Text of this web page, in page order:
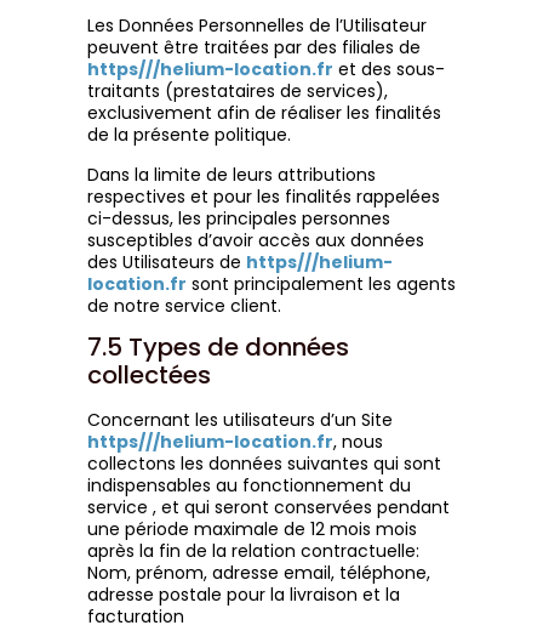
Les Données Personnelles de l’Utilisateur
peuvent être traitées par des filiales de
https///helium-location.fr et des sous-
traitants (prestataires de services),
exclusivement afin de réaliser les finalités
de la présente politique.
Dans la limite de leurs attributions
respectives et pour les finalités rappelées
ci-dessus, les principales personnes
susceptibles d’avoir accès aux données
des Utilisateurs de https///helium-
location.fr sont principalement les agents
de notre service client.
7.5 Types de données
collectées
Concernant les utilisateurs d’un Site
https///helium-location.fr, nous
collectons les données suivantes qui sont
indispensables au fonctionnement du
service , et qui seront conservées pendant
une période maximale de 12 mois mois
après la fin de la relation contractuelle:
Nom, prénom, adresse email, téléphone,
adresse postale pour la livraison et la
facturation